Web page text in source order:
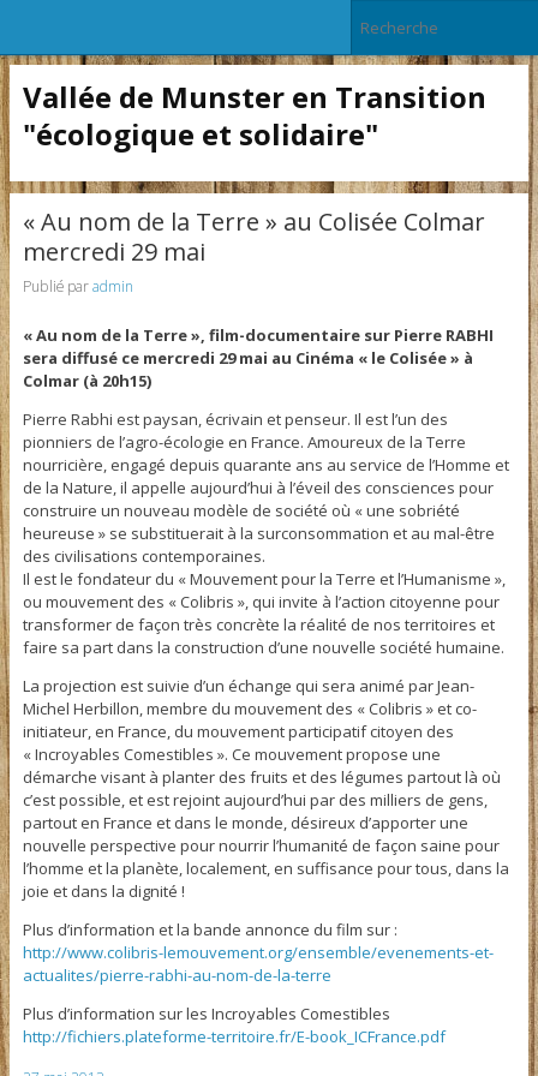
Vallée de Munster en Transition
"écologique et solidaire"
« Au nom de la Terre » au Colisée Colmar
mercredi 29 mai
Publié paradmin
« Au nom de la Terre », film-documentaire sur Pierre RABHI
sera diffusé ce mercredi 29 mai au Cinéma « le Colisée » à
Colmar (à 20h15)
Pierre Rabhi est paysan, écrivain et penseur. Il est l’un des
pionniers de l’agro-écologie en France. Amoureux de la Terre
nourricière, engagé depuis quarante ans au service de l’Homme et
de la Nature, il appelle aujourd’hui à l’éveil des consciences pour
construire un nouveau modèle de société où « une sobriété
heureuse » se substituerait à la surconsommation et au mal-être
des civilisations contemporaines.
Il est le fondateur du « Mouvement pour la Terre et l’Humanisme »,
ou mouvement des « Colibris », qui invite à l’action citoyenne pour
transformer de façon très concrète la réalité de nos territoires et
faire sa part dans la construction d’une nouvelle société humaine.
La projection est suivie d’un échange qui sera animé par Jean-
Michel Herbillon, membre du mouvement des « Colibris » et co-
initiateur, en France, du mouvement participatif citoyen des
« Incroyables Comestibles ». Ce mouvement propose une
démarche visant à planter des fruits et des légumes partout là où
c’est possible, et est rejoint aujourd’hui par des milliers de gens,
partout en France et dans le monde, désireux d’apporter une
nouvelle perspective pour nourrir l’humanité de façon saine pour
l’homme et la planète, localement, en suffisance pour tous, dans la
joie et dans la dignité !
Plus d’information et la bande annonce du film sur :
http://www.colibris-lemouvement.org/ensemble/evenements-et-
actualites/pierre-rabhi-au-nom-de-la-terre
Plus d’information sur les Incroyables Comestibles
http://fichiers.plateforme-territoire.fr/E-book_ICFrance.pdf